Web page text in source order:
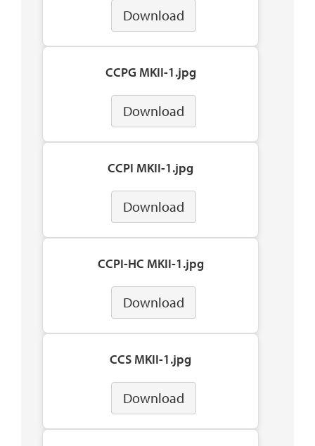
Download
CCPG MKII-1.jpg
Download
CCPI MKII-1.jpg
Download
CCPI-HC MKII-1.jpg
Download
CCS MKII-1.jpg
Download